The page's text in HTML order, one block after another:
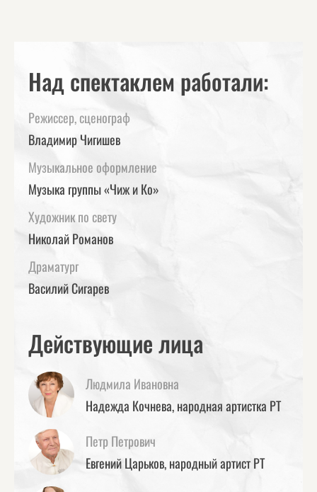
Над спектаклем работали:
Режиссер, сценограф
Владимир Чигишев
Музыкальное оформление
Музыка группы «Чиж и Ко»
Художник по свету
Николай Романов
Драматург
Василий Сигарев
Действующие лица
Людмила Ивановна
Надежда Кочнева, народная артистка РТ
Петр Петрович
Евгений Царьков, народный артист РТ